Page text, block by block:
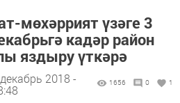
мөхәррият үзәге 3
кадәр район
яздыру үткәрә
2018 -
1656 0 1